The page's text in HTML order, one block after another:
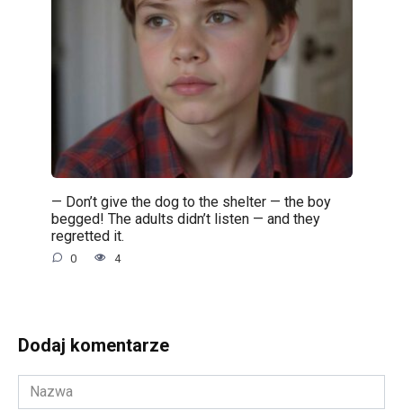
— Don’t give the dog to the shelter — the boy
begged! The adults didn’t listen — and they
regretted it.
0 4
Dodaj komentarze
Nazwa
*